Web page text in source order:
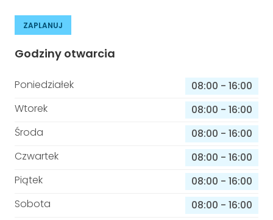
ZAPLANUJ
Godziny otwarcia
Poniedziałek 08:00 - 16:00
Wtorek
08:00 - 16:00
Środa
08:00 - 16:00
Czwartek
08:00 - 16:00
Piątek
08:00 - 16:00
Sobota
08:00 - 16:00